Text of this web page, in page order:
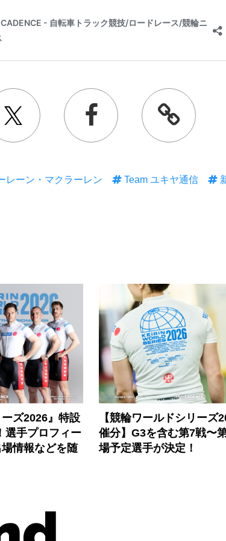
レーン・マクラーレン Team ユキヤ通信
ーズ2026』特設
選手プロフィー
情報などを随
【競輪ワールドシリーズ
催分】G3を含む第7戦〜
場予定選手が決定！